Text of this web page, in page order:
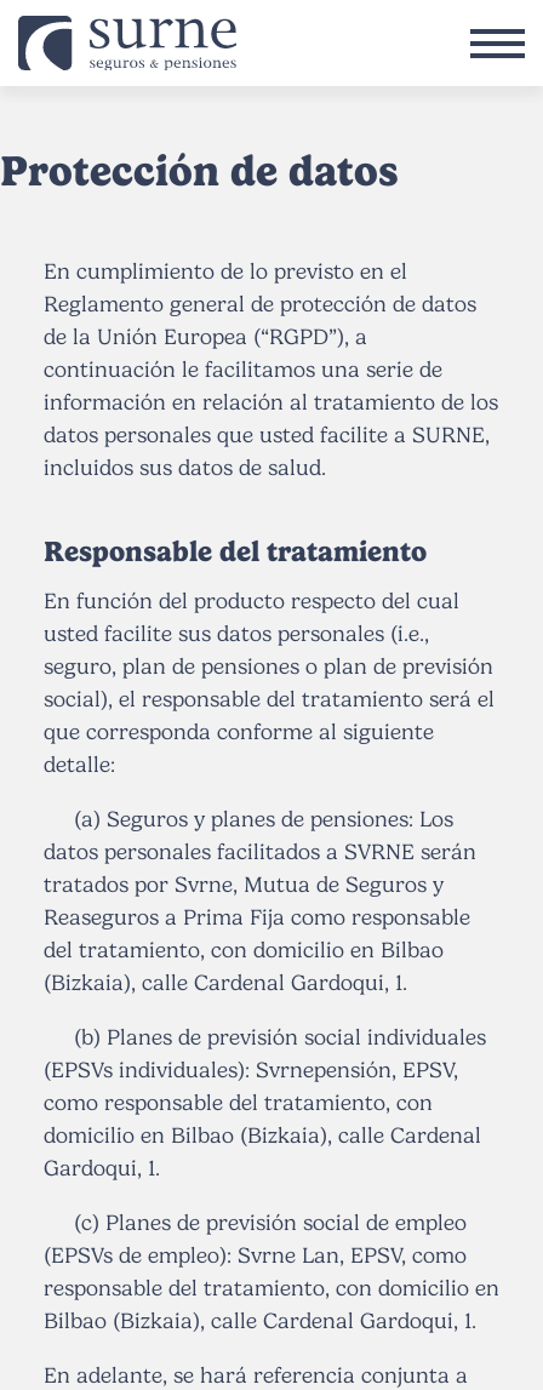
Vés al contingut
Protección de datos
En cumplimiento de lo previsto en el
Reglamento general de protección de datos
de la Unión Europea (“RGPD”), a
continuación le facilitamos una serie de
información en relación al tratamiento de los
datos personales que usted facilite a SURNE,
incluidos sus datos de salud.
Responsable del tratamiento
En función del producto respecto del cual
usted facilite sus datos personales (i.e.,
seguro, plan de pensiones o plan de previsión
social), el responsable del tratamiento será el
que corresponda conforme al siguiente
detalle:
(a) Seguros y planes de pensiones: Los
datos personales facilitados a SVRNE serán
tratados por Svrne, Mutua de Seguros y
Reaseguros a Prima Fija como responsable
del tratamiento, con domicilio en Bilbao
(Bizkaia), calle Cardenal Gardoqui, 1.
(b) Planes de previsión social individuales
(EPSVs individuales): Svrnepensión, EPSV,
como responsable del tratamiento, con
domicilio en Bilbao (Bizkaia), calle Cardenal
Gardoqui, 1.
(c) Planes de previsión social de empleo
(EPSVs de empleo): Svrne Lan, EPSV, como
responsable del tratamiento, con domicilio en
Bilbao (Bizkaia), calle Cardenal Gardoqui, 1.
En adelante, se hará referencia conjunta a